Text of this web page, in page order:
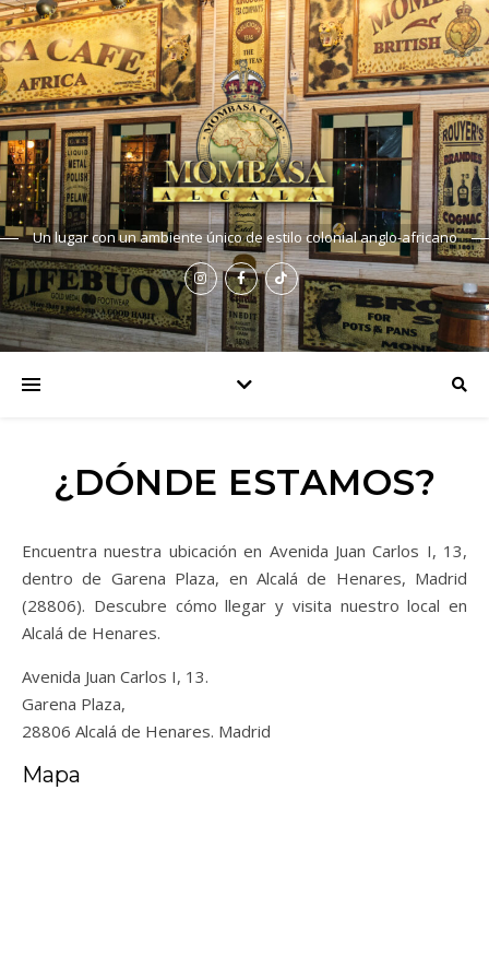
Un lugar con un ambiente único de estilo colonial anglo-africano
¿DÓNDE ESTAMOS?
Encuentra nuestra ubicación en Avenida Juan Carlos I, 13,
dentro de Garena Plaza, en Alcalá de Henares, Madrid
(28806). Descubre cómo llegar y visita nuestro local en
Alcalá de Henares.
Avenida Juan Carlos I, 13.
Garena Plaza,
28806 Alcalá de Henares. Madrid
Mapa